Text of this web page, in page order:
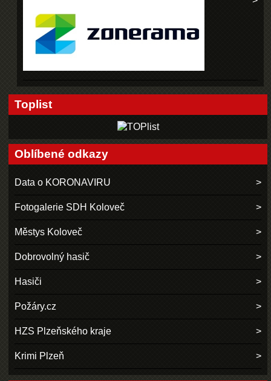
Toplist
Oblíbené odkazy
Data o KORONAVIRU
Fotogalerie SDH Koloveč
Městys Koloveč
Dobrovolný hasič
Hasiči
Požáry.cz
HZS Plzeňského kraje
Krimi Plzeň